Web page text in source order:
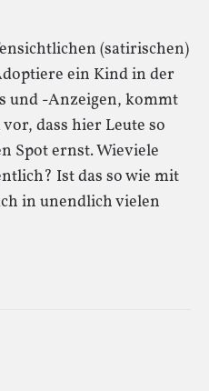
(satirischen)
ein Kind in der
und -Anzeigen, kommt
dass hier Leute so
Spot ernst. Wieviele
Ist das so wie mit
in unendlich vielen